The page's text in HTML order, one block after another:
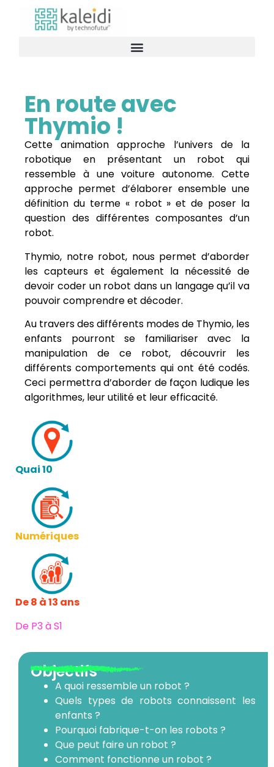
En route avec
Thymio !
Cette animation approche l’univers de la
robotique en présentant un robot qui
ressemble à une voiture autonome. Cette
approche permet d’élaborer ensemble une
définition du terme « robot » et de poser la
question des différentes composantes d’un
robot.
Thymio, notre robot, nous permet d’aborder
les capteurs et également la nécessité de
devoir coder un robot dans un langage qu’il va
pouvoir comprendre et décoder.
Au travers des différents modes de Thymio, les
enfants pourront se familiariser avec la
manipulation de ce robot, découvrir les
différents comportements qui ont été codés.
Ceci permettra d’aborder de façon ludique les
algorithmes, leur utilité et leur efficacité.
Quai 10
Numériques
De 8 à 13 ans
De P3 à S1
Objectifs
A quoi ressemble un robot ?
Quels types de robots connaissent les
enfants ?
Pourquoi fabrique-t-on les robots ?
Que peut faire un robot ?
Comment fonctionne un robot ?